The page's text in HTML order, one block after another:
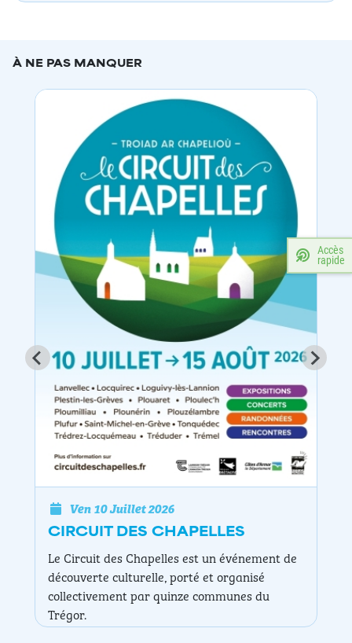
À NE PAS MANQUER
Ven 10 Juillet 2026
Chapelle Saint Efflam
dans le cadre du circuit des chapelles
Accès
rapide